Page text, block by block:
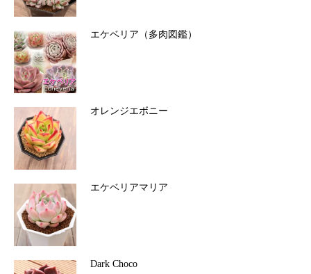
エケベリア（多肉図鑑）
オレンジエボニー
エケベリアマリア
Dark Choco